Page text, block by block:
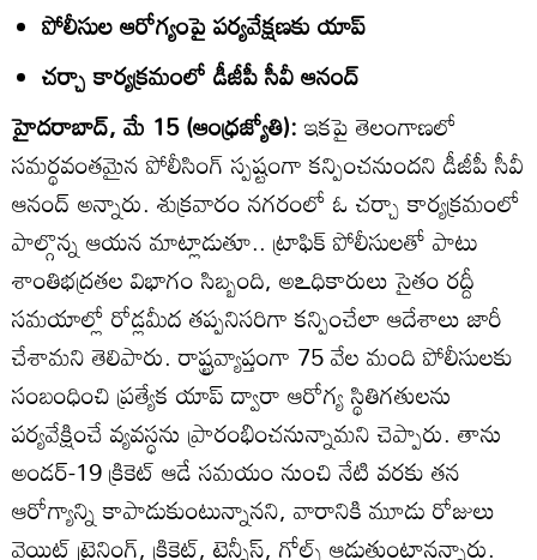
పోలీసుల ఆరోగ్యంపై పర్యవేక్షణకు యాప్‌
చర్చా కార్యక్రమంలో డీజీపీ సీవీ ఆనంద్‌
హైదరాబాద్‌, మే 15 (ఆంధ్రజ్యోతి):ఇకపై తెలంగాణలో
సమర్థవంతమైన పోలీసింగ్‌ స్పష్టంగా కన్పించనుందని డీజీపీ సీవీ
ఆనంద్‌ అన్నారు. శుక్రవారం నగరంలో ఓ చర్చా కార్యక్రమంలో
పాల్గొన్న ఆయన మాట్లాడుతూ.. ట్రాఫిక్‌ పోలీసులతో పాటు
శాంతిభద్రతల విభాగం సిబ్బంది, అఽధికారులు సైతం రద్దీ
సమయాల్లో రోడ్లమీద తప్పనిసరిగా కన్పించేలా ఆదేశాలు జారీ
చేశామని తెలిపారు. రాష్ట్రవ్యాప్తంగా 75 వేల మంది పోలీసులకు
సంబంధించి ప్రత్యేక యాప్‌ ద్వారా ఆరోగ్య స్థితిగతులను
పర్యవేక్షించే వ్యవస్ధను ప్రారంభించనున్నామని చెప్పారు. తాను
అండర్‌-19 క్రికెట్‌ ఆడే సమయం నుంచి నేటి వరకు తన
ఆరోగ్యాన్ని కాపాడుకుంటున్నానని, వారానికి మూడు రోజులు
వెయిట్‌ ట్రైనింగ్‌, క్రికెట్‌, టెన్నీస్‌, గోల్ఫ్‌ ఆడుతుంటానన్నారు.